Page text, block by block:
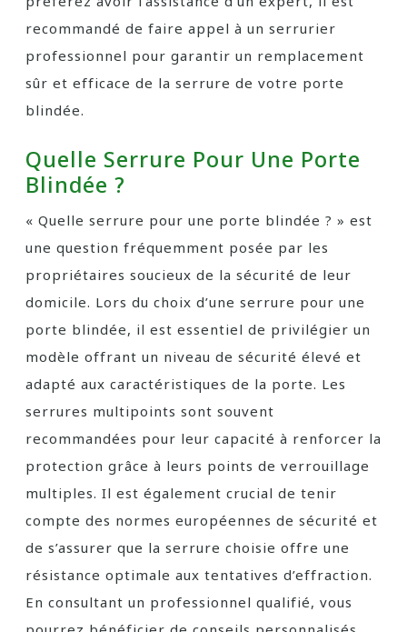
recommandé de faire appel à un serrurier
professionnel pour garantir un remplacement
sûr et efficace de la serrure de votre porte
blindée.
Quelle Serrure Pour Une Porte
Blindée ?
« Quelle serrure pour une porte blindée ? » est
une question fréquemment posée par les
propriétaires soucieux de la sécurité de leur
domicile. Lors du choix d’une serrure pour une
porte blindée, il est essentiel de privilégier un
modèle offrant un niveau de sécurité élevé et
adapté aux caractéristiques de la porte. Les
serrures multipoints sont souvent
recommandées pour leur capacité à renforcer la
protection grâce à leurs points de verrouillage
multiples. Il est également crucial de tenir
compte des normes européennes de sécurité et
de s’assurer que la serrure choisie offre une
résistance optimale aux tentatives d’effraction.
En consultant un professionnel qualifié, vous